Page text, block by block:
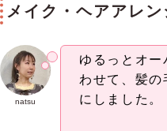
メイク・ヘアアレ
natsu
ゆるっとオー
わせて、髪の
にしました。